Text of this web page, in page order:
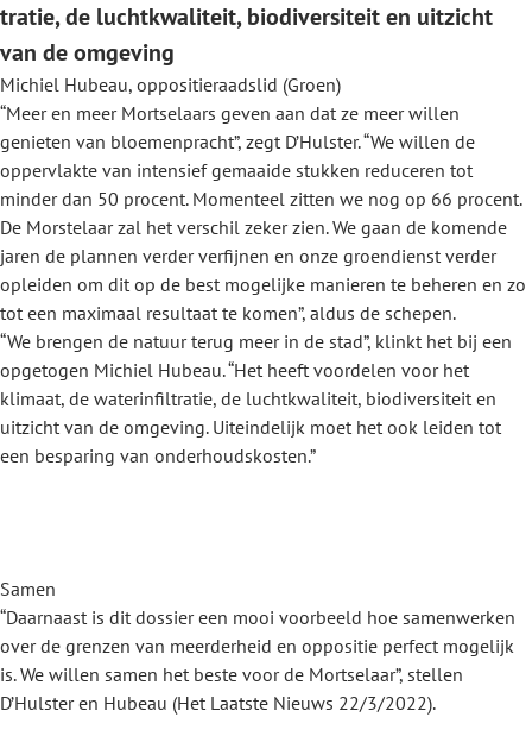
tra­tie, de luchtkwali­teit, biodiversi­teit en uitzicht
van de omgeving
Michiel Hubeau, oppositieraadslid (Groen)
“Meer en meer Mortselaars geven aan dat ze meer willen
genieten van bloemenpracht”, zegt D’Hulster. “We willen de
oppervlakte van intensief gemaaide stukken reduceren tot
minder dan 50 procent. Momenteel zitten we nog op 66 procent.
De Morstelaar zal het verschil zeker zien. We gaan de komende
jaren de plannen verder verfijnen en onze groendienst verder
opleiden om dit op de best mogelijke manieren te beheren en zo
tot een maximaal resultaat te komen”, aldus de schepen.
“We brengen de natuur terug meer in de stad”, klinkt het bij een
opgetogen Michiel Hubeau. “Het heeft voordelen voor het
klimaat, de waterinfiltratie, de luchtkwaliteit, biodiversiteit en
uitzicht van de omgeving. Uiteindelijk moet het ook leiden tot
een besparing van onderhoudskosten.”
Samen
“Daarnaast is dit dossier een mooi voorbeeld hoe samenwerken
over de grenzen van meerderheid en oppositie perfect mogelijk
is. We willen samen het beste voor de Mortselaar”, stellen
D’Hulster en Hubeau (Het Laatste Nieuws 22/3/2022).